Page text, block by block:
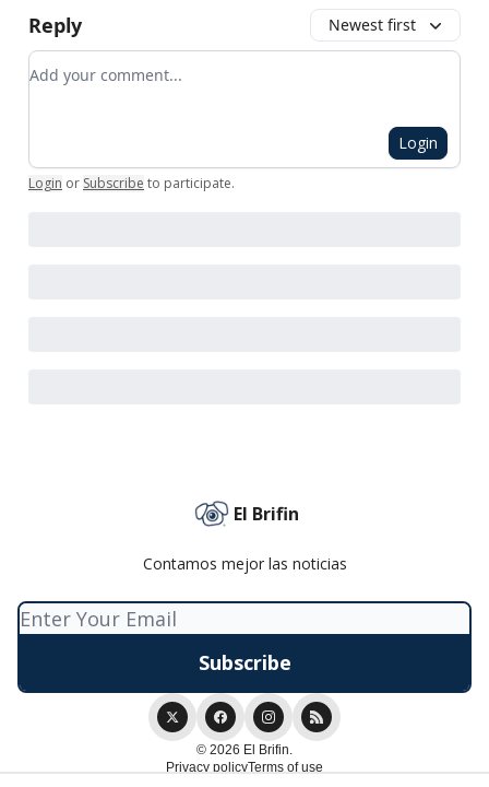
Reply Newest first
Add your comment
Login
Login or Subscribe to participate.
El Brifin
Contamos mejor las noticias
© 2026 El Brifin.
Privacy policyTerms of use